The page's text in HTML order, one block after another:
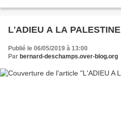
L'ADIEU A LA PALESTINE
Publié le 06/05/2019 à 13:00
Par bernard-deschamps.over-blog.org